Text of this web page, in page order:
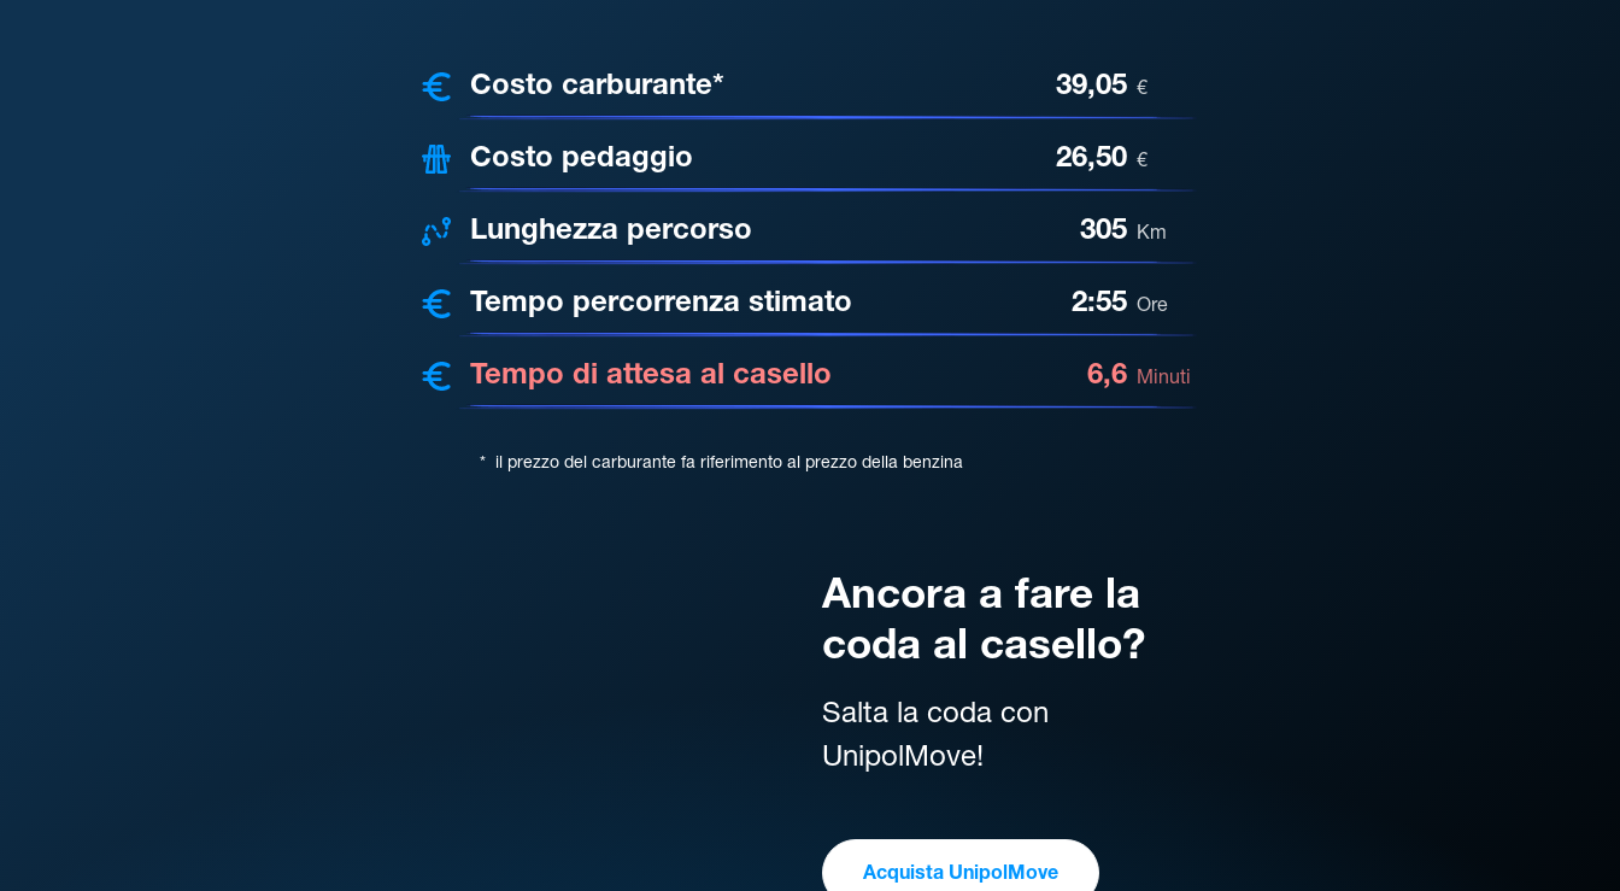
Costo carburante* 39,05 €
Costo pedaggio 26,50 €
Lunghezza percorso 305 Km
Tempo percorrenza stimato 2:55 Ore
Tempo di attesa al casello 6,6 Minuti
* il prezzo del carburante fa riferimento al prezzo della benzina
Ancora a fare la
coda al casello?
Salta la coda con
UnipolMove!
Acquista UnipolMove